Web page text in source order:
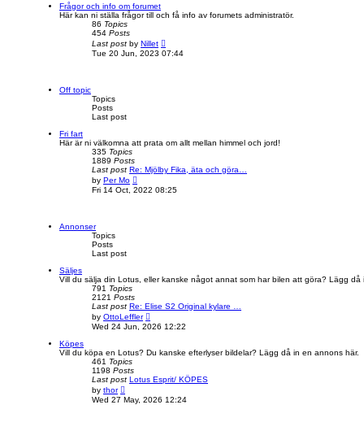
s
t
s
t
t
Frågor och info om forumet
Här kan ni ställa frågor till och få info av forumets administratör.
86 Topics
454 Posts
Last post by Nillet
i
e
t
s
Tue 20 Jun, 2023 07:44
Off topic
Topics
Posts
Last post
Fri fart
Här är ni välkomna att prata om allt mellan himmel och jord!
335 Topics
1889 Posts
Last post Re: Mjölby Fika, äta och göra…
by Per Mo
i
e
t
s
t
Fri 14 Oct, 2022 08:25
Annonser
Topics
Posts
Last post
Säljes
Vill du sälja din Lotus, eller kanske något annat som har bilen att göra? Lägg då
791 Topics
2121 Posts
Last post Re: Elise S2 Original kylare …
by OttoLeffler
i
e
t
l
a
e
Wed 24 Jun, 2026 12:22
Köpes
Vill du köpa en Lotus? Du kanske efterlyser bildelar? Lägg då in en annons här.
461 Topics
1198 Posts
Last post Lotus Esprit/ KÖPES
by thor
i
e
Wed 27 May, 2026 12:24